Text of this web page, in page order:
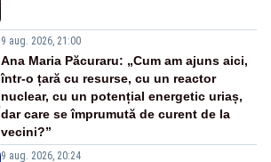
9 aug. 2026, 21:00
Ana Maria Păcuraru: „Cum am ajuns aici,
într-o țară cu resurse, cu un reactor
nuclear, cu un potențial energetic uriaș,
dar care se împrumută de curent de la
vecini?”
9 aug. 2026, 20:24